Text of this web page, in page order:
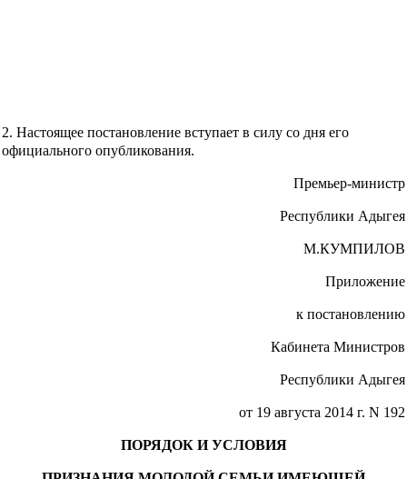
2. Настоящее постановление вступает в силу со дня его
официального опубликования.
Премьер-министр
Республики Адыгея
М.КУМПИЛОВ
Приложение
к постановлению
Кабинета Министров
Республики Адыгея
от 19 августа 2014 г. N 192
ПОРЯДОК И УСЛОВИЯ